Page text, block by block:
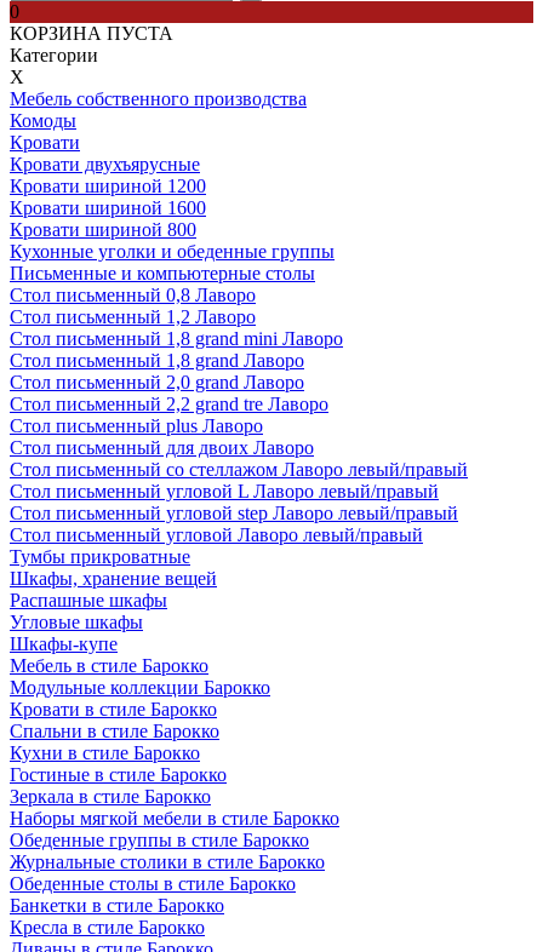
0
КОРЗИНА ПУСТА
Категории
Х
Мебель собственного производства
Комоды
Кровати
Кровати двухъярусные
Кровати шириной 1200
Кровати шириной 1600
Кровати шириной 800
Кухонные уголки и обеденные группы
Письменные и компьютерные столы
Стол письменный 0,8 Лаворо
Стол письменный 1,2 Лаворо
Стол письменный 1,8 grand mini Лаворо
Стол письменный 1,8 grand Лаворо
Стол письменный 2,0 grand Лаворо
Стол письменный 2,2 grand tre Лаворо
Стол письменный plus Лаворо
Стол письменный для двоих Лаворо
Стол письменный со стеллажом Лаворо левый/правый
Стол письменный угловой L Лаворо левый/правый
Стол письменный угловой step Лаворо левый/правый
Стол письменный угловой Лаворо левый/правый
Тумбы прикроватные
Шкафы, хранение вещей
Распашные шкафы
Угловые шкафы
Шкафы-купе
Мебель в стиле Барокко
Модульные коллекции Барокко
Кровати в стиле Барокко
Спальни в стиле Барокко
Кухни в стиле Барокко
Гостиные в стиле Барокко
Зеркала в стиле Барокко
Наборы мягкой мебели в стиле Барокко
Обеденные группы в стиле Барокко
Журнальные столики в стиле Барокко
Обеденные столы в стиле Барокко
Банкетки в стиле Барокко
Кресла в стиле Барокко